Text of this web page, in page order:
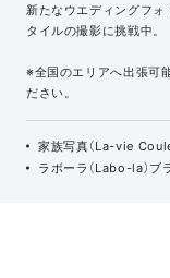
新たなウエディングフ
タイルの撮影に挑戦中。
※全国のエリアへ出張可
ださい。
家族写真（La-vie
ラボーラ（Labo-la）ブ